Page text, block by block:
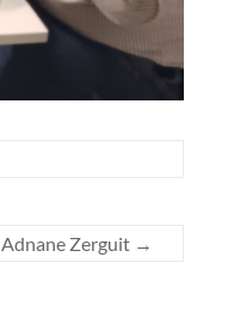
Zerguit →